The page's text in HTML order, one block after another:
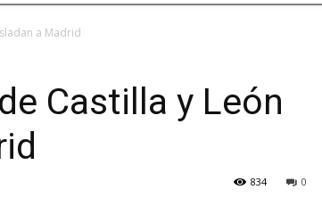
a Madrid
Castilla y León
0
834